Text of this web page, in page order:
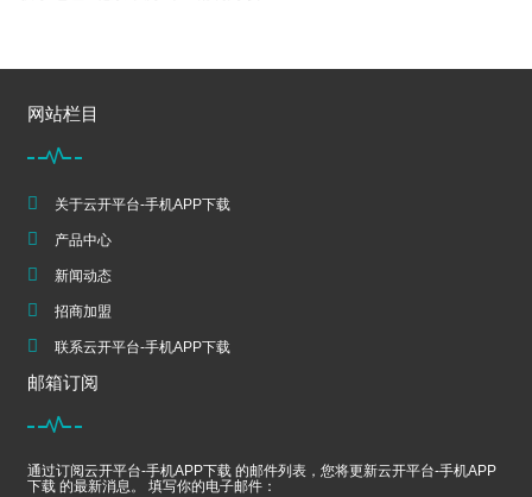
网站栏目
关于云开平台-手机APP下载
产品中心
新闻动态
招商加盟
联系云开平台-手机APP下载
邮箱订阅
通过订阅云开平台-手机APP下载 的邮件列表，您将更新云开平台-手机APP
下载 的最新消息。 填写你的电子邮件：